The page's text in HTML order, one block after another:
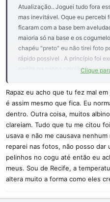
Atualização.. Joguei tudo fora
mas inevitável. Oque eu percebi
ficaram com a base bem
maioria só na base e os
chapéu "preto" eu não tirei foto
rápido possivel . A princípio foi
perlita na minha opinião foi uma
pouco a mais de agua na perlita
Ficou bem estranho resolvi não
Clique
Rapaz eu acho que tu fez mal
é assim mesmo que fica. Eu
dentro. Outra coisa, muitos
clareiam. Tudo que tu me citou
usava e não me causava
reparei nas fotos, não posso dar
pelinhos no cogu até então eu
meus. Sou de Recife, a
altera muito a forma como eles